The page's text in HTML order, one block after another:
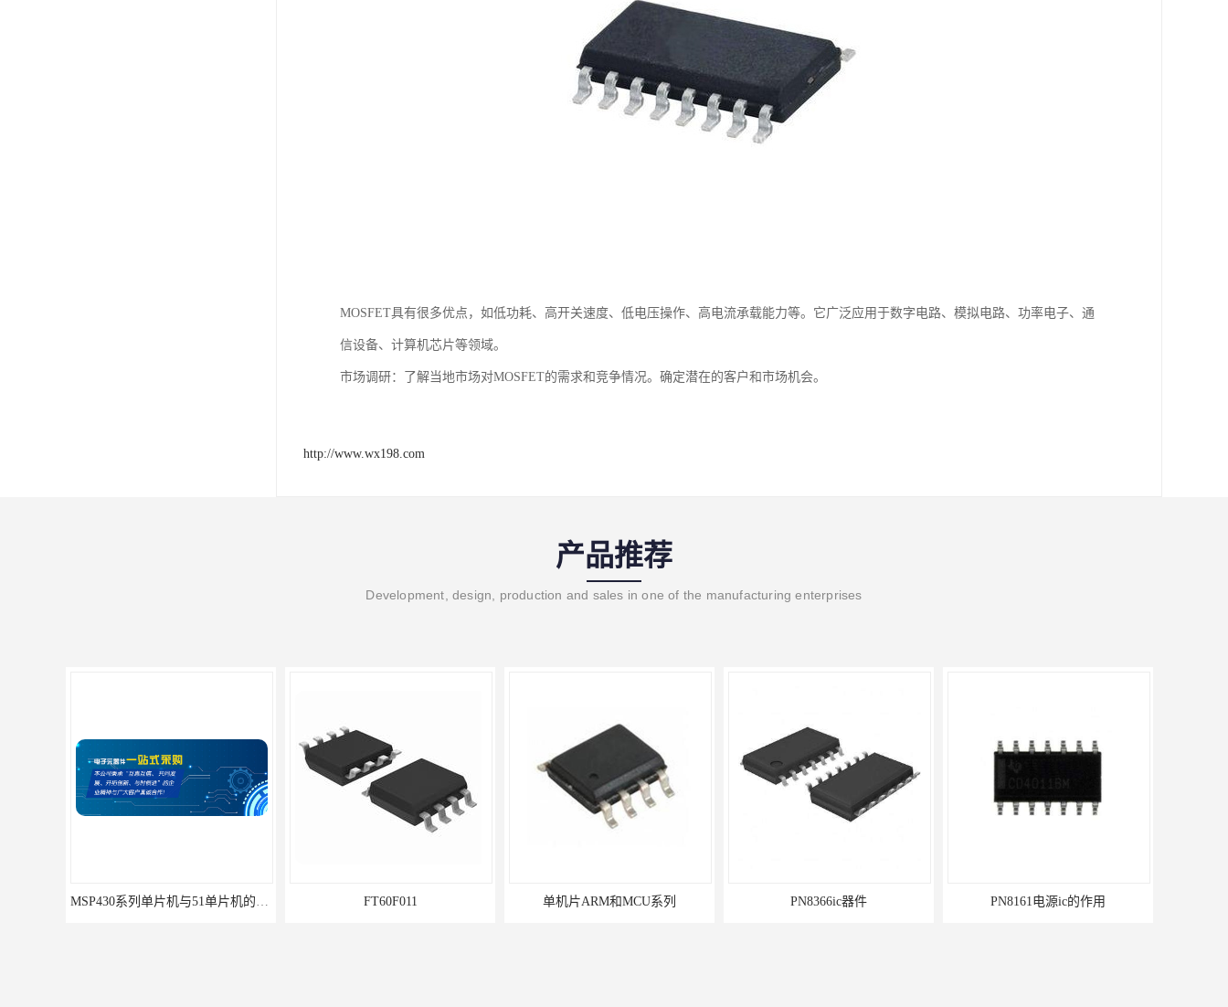
MOSFET具有很多优点，如低功耗、高开关速度、低电压操作、高电流承载能力等。它广泛应用于数字电路、模拟电路、功率电子、通
信设备、计算机芯片等领域。
市场调研：了解当地市场对MOSFET的需求和竞争情况。确定潜在的客户和市场机会。
http://www.wx198.com
产品推荐
Development, design, production and sales in one of the manufacturing enterprises
MSP430系列单片机与51单片机的区别及优劣势对比 FT60F011 单机片ARM和MCU系列 PN8366ic器件 PN8161电源ic的作用